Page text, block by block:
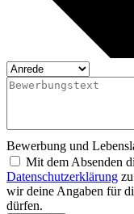
Bewerbung und
Mit dem Absenden
Datenschutzerklärung
wir deine Angaben für
dürfen.